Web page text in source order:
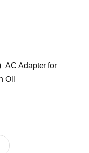
AC Adapter for
Oil